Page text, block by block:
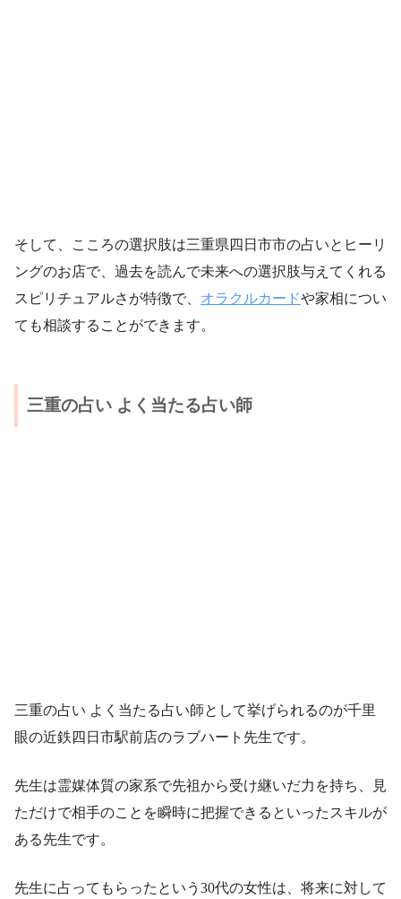
そして、こころの選択肢は三重県四日市市の占いとヒーリ
ングのお店で、過去を読んで未来への選択肢与えてくれる
スピリチュアルさが特徴で、 オラクルカードや家相につい
ても相談することができます。
三重の占い よく当たる占い師
三重の占い よく当たる占い師として挙げられるのが千里
眼の近鉄四日市駅前店のラブハート先生です。
先生は霊媒体質の家系で先祖から受け継いだ力を持ち、見
ただけで相手のことを瞬時に把握できるといったスキルが
ある先生です。
先生に占ってもらったという30代の女性は、将来に対して